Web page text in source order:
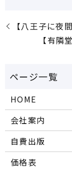
【八王子に夜
【有隣
HOME
会社案内
自費出版
価格表